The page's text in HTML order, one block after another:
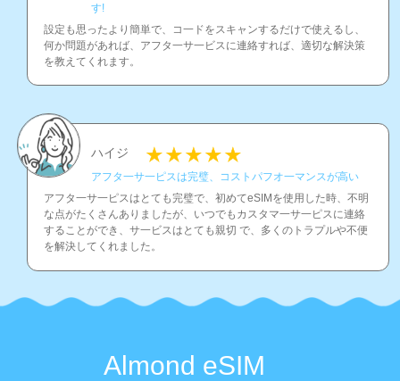
す!
設定も思ったより簡単で、コ一ドをスキャンするだけで使えるし、
何か問題があれば、アフタ一サ一ビスに連絡すれば、適切な解決策
を教えてくれます。
ハイジ
アフタ一サ一ピスは完璧、コストパフオ一マンスが高い
アフタ一サ一ピスはとても完璧で、初めてeSIMを使用した時、不明
な点がたくさんありましたが、いつでもカスタマ一サ一ピスに連絡
することができ、サ一ビスはとても親切 で、多くのトラプルや不便
を解決してくれました。
Almond eSIM